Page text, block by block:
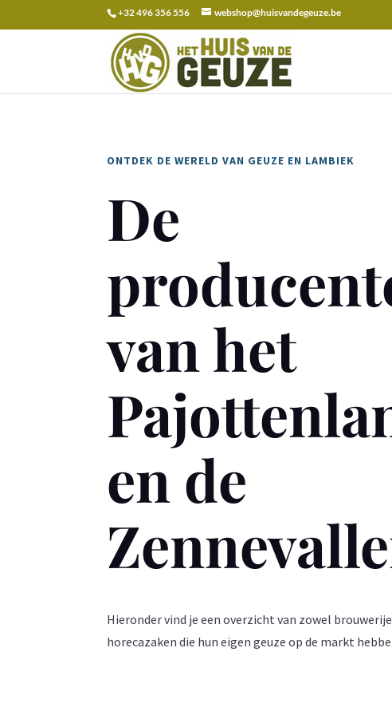
+32 496 356 556 webshop@huisvandegeuze.be
Recherche
pour :
ONTDEK DE WERELD VAN GEUZE EN LAMBIEK
De
van het
en de
Hieronder vind je een overzicht van zowel
horecazaken die hun eigen geuze op de markt